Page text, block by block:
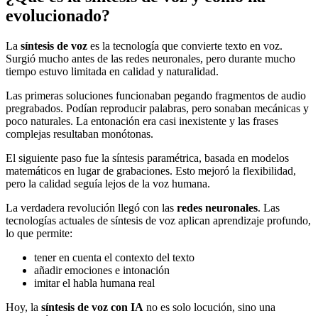
evolucionado?
La síntesis de voz es la tecnología que convierte texto en voz.
Surgió mucho antes de las redes neuronales, pero durante mucho
tiempo estuvo limitada en calidad y naturalidad.
Las primeras soluciones funcionaban pegando fragmentos de audio
pregrabados. Podían reproducir palabras, pero sonaban mecánicas y
poco naturales. La entonación era casi inexistente y las frases
complejas resultaban monótonas.
El siguiente paso fue la síntesis paramétrica, basada en modelos
matemáticos en lugar de grabaciones. Esto mejoró la flexibilidad,
pero la calidad seguía lejos de la voz humana.
La verdadera revolución llegó con las redes neuronales. Las
tecnologías actuales de síntesis de voz aplican aprendizaje profundo,
lo que permite:
tener en cuenta el contexto del texto
añadir emociones e intonación
imitar el habla humana real
Hoy, la síntesis de voz con IA no es solo locución, sino una